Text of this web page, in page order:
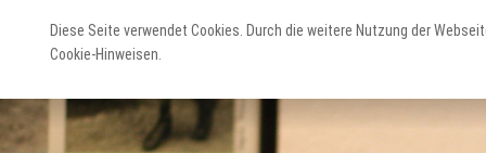
Diese Seite verwendet Cookies. Durch die weitere Nutzung der
Cookie-Hinweisen.